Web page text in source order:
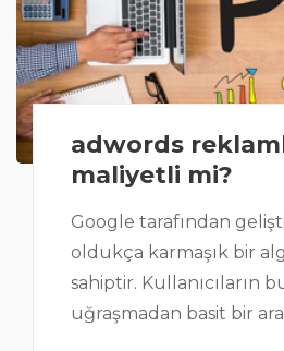
adwords
maliyetli mi?
Google tarafından
oldukça karmaşık bir
sahiptir. Kullanıcıların
uğraşmadan basit bir ara